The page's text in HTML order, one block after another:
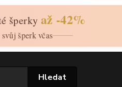
šperky až -42%
šperk včas
Hledat